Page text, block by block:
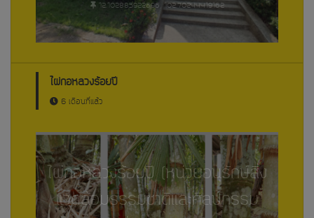
12.102885922696, 102.70244419162
ไผ่กอหลวงร้อยปี
6 เดือนที่แล้ว
ไผ่กอหลวงร้อยปี (หน่วยอนุรักษ์สิ่ง
แวดล้อมธรรมชาติและศิลปกรรม